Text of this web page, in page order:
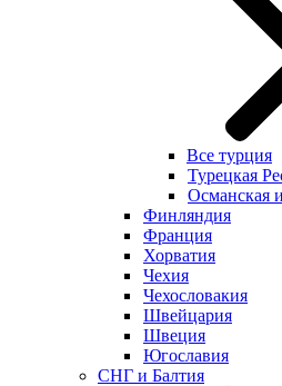
Все турция
Турецкая
Османская
Финляндия
Франция
Хорватия
Чехия
Чехословакия
Швейцария
Швеция
Югославия
СНГ и Балтия